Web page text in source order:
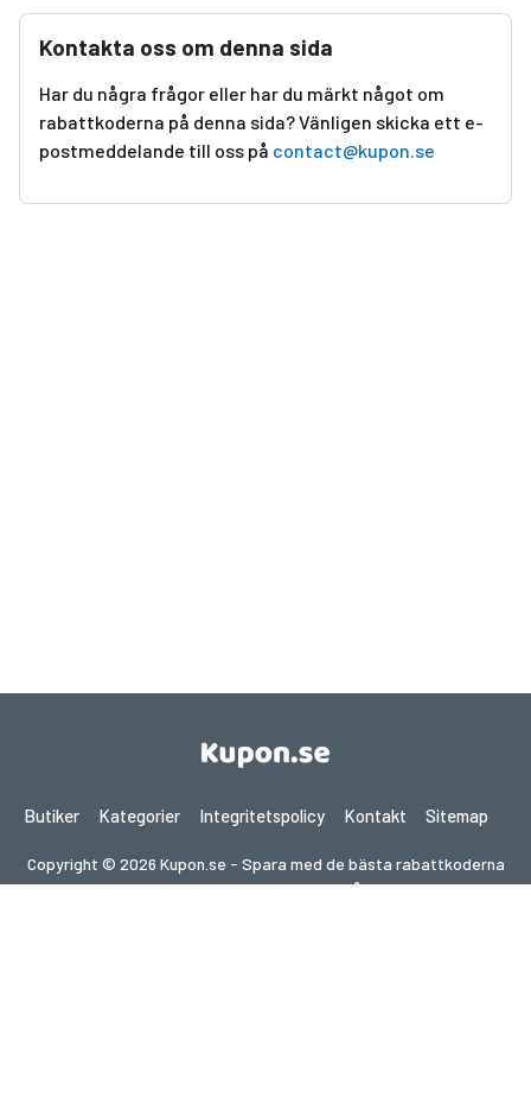
Kontakta oss om denna sida
Har du några frågor eller har du märkt något om
rabattkoderna på denna sida? Vänligen skicka ett e-
postmeddelande till oss på contact@kupon.se
Butiker Kategorier Integritetspolicy Kontakt Sitemap
Copyright © 2026 Kupon.se - Spara med de bästa rabattkoderna
2026. Alla rättigheter förbehållna.